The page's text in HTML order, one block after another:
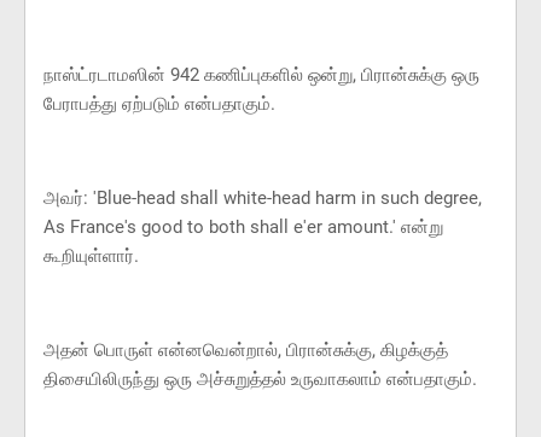
நாஸ்ட்ரடாமஸின் 942 கணிப்புகளில் ஒன்று, பிரான்சுக்கு ஒரு
பேராபத்து ஏற்படும் என்பதாகும்.
அவர்: 'Blue-head shall white-head harm in such degree,
As France's good to both shall e'er amount.' என்று
கூறியுள்ளார்.
அதன் பொருள் என்னவென்றால், பிரான்சுக்கு, கிழக்குத்
திசையிலிருந்து ஒரு அச்சுறுத்தல் உருவாகலாம் என்பதாகும்.